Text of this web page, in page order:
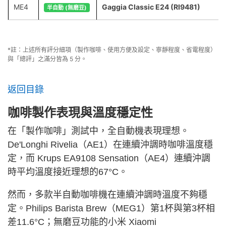
ME4 半自動 (無磨豆) Gaggia Classic E24 (RI9481)
*註：上述所有評分細項（製作咖啡、使用方便及設定、寧靜程度、省電程度）
與「總評」之滿分皆為 5 分。
返回目錄
咖啡製作表現與溫度穩定性
在「製作咖啡」測試中，全自動機表現理想。
De'Longhi Rivelia（AE1）在連續沖調時咖啡溫度穩
定，而 Krups EA9108 Sensation（AE4）連續沖調
時平均溫度接近理想的67°C。
然而，多款半自動咖啡機在連續沖調時溫度不夠穩
定。Philips Barista Brew（MEG1）第1杯與第3杯相
差11.6°C；無磨豆功能的小米 Xiaomi